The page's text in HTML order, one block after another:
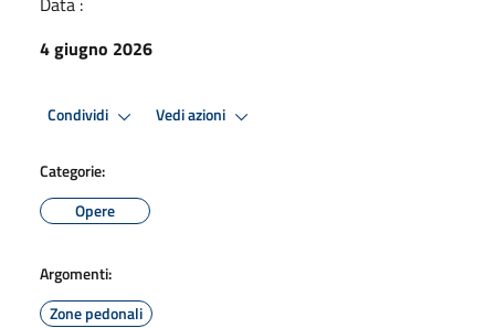
4 giugno 2026
Condividi Vedi azioni
Categorie:
Opere
Argomenti:
Zone pedonali